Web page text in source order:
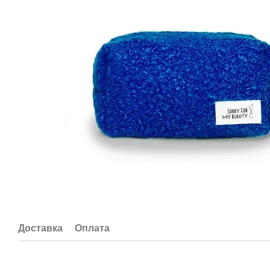
Доставка Оплата